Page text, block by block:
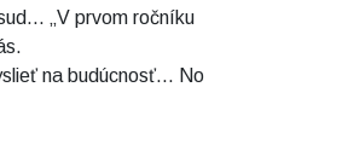
„V prvom ročníku
na budúcnosť... No